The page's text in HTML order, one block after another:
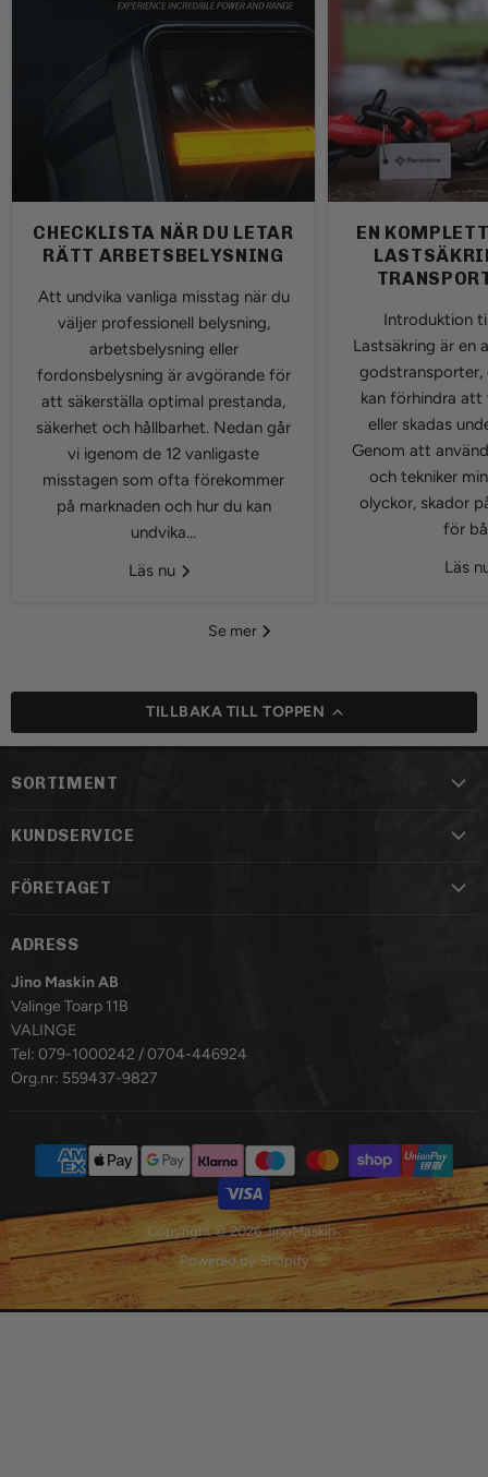
CHECKLISTA NÄR DU LETAR
RÄTT ARBETSBELYSNING
Att undvika vanliga misstag när du
väljer professionell belysning,
arbetsbelysning eller
fordonsbelysning är avgörande för
att säkerställa optimal prestanda,
säkerhet och hållbarhet. Nedan går
vi igenom de 12 vanligaste
misstagen som ofta förekommer
på marknaden och hur du kan
undvika...
Läs nu
EN
Introduktion
Lastsäkring är en
kan förhindra
eller skadas
Genom att
och tekniker
olyckor, skador
för
Läs
Se mer
TILLBAKA TILL TOPPEN
SORTIMENT
KUNDSERVICE
FÖRETAGET
ADRESS
Jino Maskin AB
Valinge Toarp 11B
VALINGE
Tel: 079-1000242 / 0704-446924
Org.nr: 559437-9827
Copyright © 2026 JinoMaskin .
Powered by Shopify